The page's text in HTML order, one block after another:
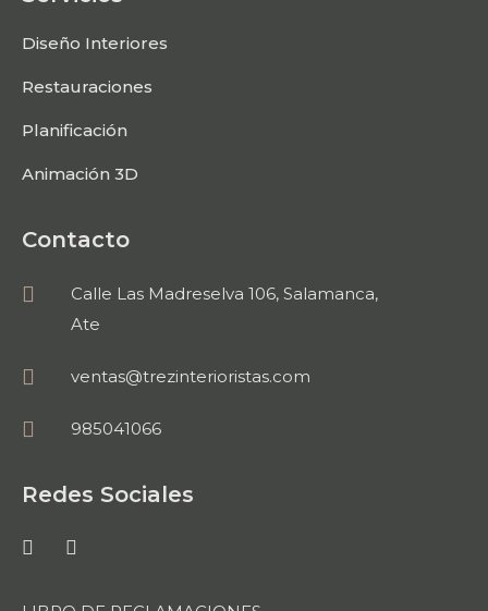
Diseño Interiores
Restauraciones
Planificación
Animación 3D
Contacto
Calle Las Madreselva 106, Salamanca,
Ate
ventas@trezinterioristas.com
985041066
Redes Sociales